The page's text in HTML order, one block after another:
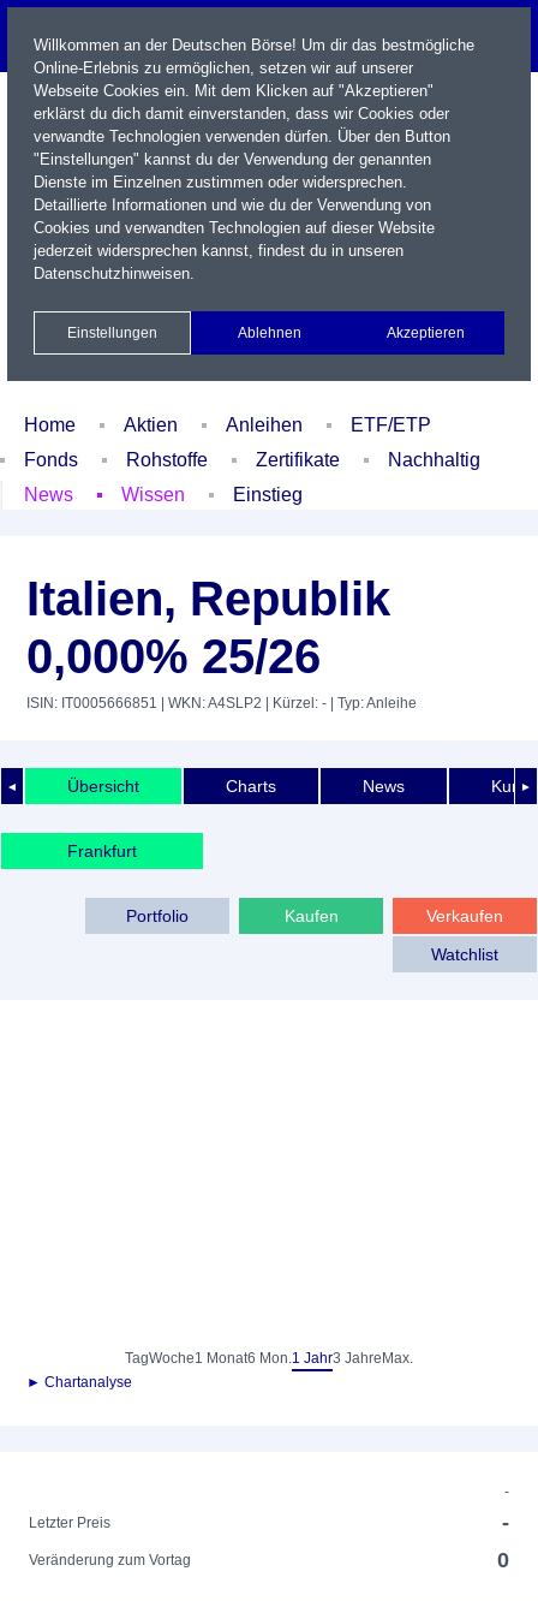
Name / WKN / ISIN / Kürzel
Xetra Realtime
Watchlist Portfolio Login
Home Aktien Anleihen
ETF/ETP
Fonds
Rohstoffe Zertifikate
Nachhaltig
News
Wissen Einstieg
Italien, Republik
0,000% 25/26
ISIN: IT0005666851 | WKN: A4SLP2 | Kürzel: - | Typ: Anleihe
◄ ►
Übersicht Charts News
Frankfurt
Verkaufen
Kaufen
Portfolio
Watchlist
TagWoche1 Monat6 Mon.1 Jahr3 Jahre Max.
► Chartanalyse
-
Letzter Preis
-
Veränderung zum Vortag 0
Willkommen an der Deutschen Börse! Um dir das bestmögliche
Online-Erlebnis zu ermöglichen, setzen wir auf unserer
Webseite Cookies ein. Mit dem Klicken auf "Akzeptieren"
erklärst du dich damit einverstanden, dass wir Cookies oder
verwandte Technologien verwenden dürfen. Über den Button
"Einstellungen" kannst du der Verwendung der genannten
Dienste im Einzelnen zustimmen oder widersprechen.
Detaillierte Informationen und wie du der Verwendung von
Cookies und verwandten Technologien auf dieser Website
jederzeit widersprechen kannst, findest du in unseren
Datenschutzhinweisen.
Einstellungen Ablehnen Akzeptieren